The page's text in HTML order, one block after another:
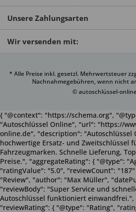
Unsere Zahlungsarten
Wir versenden mit:
* Alle Preise inkl. gesetzl. Mehrwertsteuer
Nachnahmegebühren, wenn nicht
© autoschlüssel-
{ "@context": "https://schema.org",
"Autoschlüssel Online", "url": "https://
online.de", "description": "Autoschlüssel
hochwertige Ersatz- und Zweitschlüssel
Fahrzeugmarken. Schnelle Lieferung,
Preise.", "aggregateRating": { "@type":
"ratingValue": "5.0", "reviewCount":
"Review", "author": "Max Müller",
"reviewBody": "Super Service und
Autoschlüssel funktioniert einwandfrei.",
"reviewRating": { "@type": "Rating",